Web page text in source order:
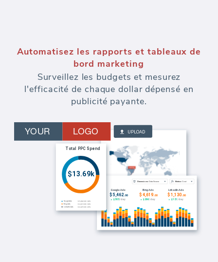
Automatisez les rapports et tableaux de
bord marketing
Surveillez les budgets et mesurez
l'efficacité de chaque dollar dépensé en
publicité payante.